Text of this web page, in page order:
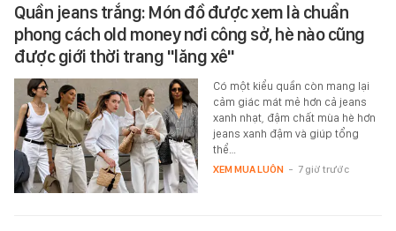
Quần jeans trắng: Món đồ được xem là chuẩn
phong cách old money nơi công sở, hè nào cũng
được giới thời trang "lăng xê"
Có một kiểu quần còn mang lại
cảm giác mát mẻ hơn cả jeans
xanh nhạt, đậm chất mùa hè hơn
jeans xanh đậm và giúp tổng
thể…
XEM MUA LUÔN - 7 giờ trước